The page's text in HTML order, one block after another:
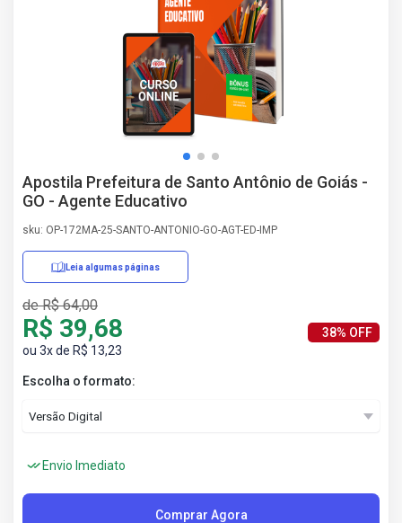
Apostila Prefeitura de Santo Antônio de Goiás -
GO - Agente Educativo
sku: OP-172MA-25-SANTO-ANTONIO-GO-AGT-ED-IMP
Leia algumas páginas
de R$ 64,00
R$ 39,68
ou 3x de R$ 13,23
38% OFF
Escolha o formato:
Envio Imediato
Comprar Agora